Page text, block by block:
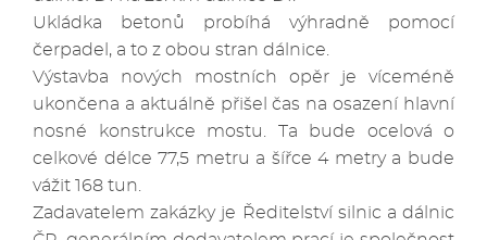
Ukládka betonů probíhá výhradně pomocí
čerpadel, a to z obou stran dálnice.
Výstavba nových mostních opěr je víceméně
ukončena a aktuálně přišel čas na osazení hlavní
nosné konstrukce mostu. Ta bude ocelová o
celkové délce 77,5 metru a šířce 4 metry a bude
vážit 168 tun.
Zadavatelem zakázky je Ředitelství silnic a dálnic